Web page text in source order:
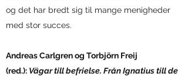
og det har bredt sig til mange menigheder
med stor succes.
Andreas Carlgren og Torbjörn Freij
(red.): Vägar till befrielse. Från Ignatius till de